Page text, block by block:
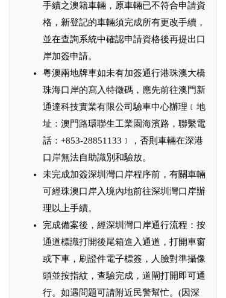
手續之澳籍車輛，原車輛已不符合申請資
格，新登記的車輛須完成所有更改手續，
並在查詢系統中確認申請資格後再提出口
岸加簽申請。
粵澳兩地牌車如未有加簽通行港珠澳大橋
珠海口岸的寫入特徵碼，應先前往澳門新
通達科技實業有限公司驗車中心辦理﹝地
址：澳門路環聯生工業園海濱路，聯繫電
話：+853-28851133﹞，否則車輛在深港
口岸無法自助識別和驗放。
未完成加簽深圳灣口岸程序前，有關車輛
可經珠澳口岸入境內地前往深圳灣口岸辦
理以上手續。
完成備案後，經深圳灣口岸通行流程：按
通道標識打開後尾箱進入通道，打開車窗
或下車，刷證件電子標簽，人臉對準攝像
頭並按指紋，查驗完成，道閘打開即可通
行。如遇問題可請附近民警幫忙。(因深